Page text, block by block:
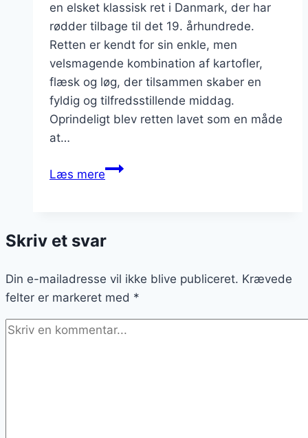
en elsket klassisk ret i Danmark, der har
rødder tilbage til det 19. århundrede.
Retten er kendt for sin enkle, men
velsmagende kombination af kartofler,
flæsk og løg, der tilsammen skaber en
fyldig og tilfredsstillende middag.
Oprindeligt blev retten lavet som en måde
at…
Læs mereBrændende
et
twist
Skriv et svar
Din e-mailadresse vil ikke blive publiceret. Krævede
felter er markeret med *